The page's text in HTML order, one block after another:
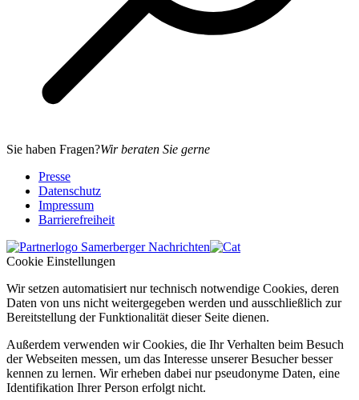
Sie haben Fragen?Wir beraten Sie gerne
Presse
Datenschutz
Impressum
Barrierefreiheit
Cookie Einstellungen
Wir setzen automatisiert nur technisch notwendige Cookies, deren
Daten von uns nicht weitergegeben werden und ausschließlich zur
Bereitstellung der Funktionalität dieser Seite dienen.
Außerdem verwenden wir Cookies, die Ihr Verhalten beim Besuch
der Webseiten messen, um das Interesse unserer Besucher besser
kennen zu lernen. Wir erheben dabei nur pseudonyme Daten, eine
Identifikation Ihrer Person erfolgt nicht.